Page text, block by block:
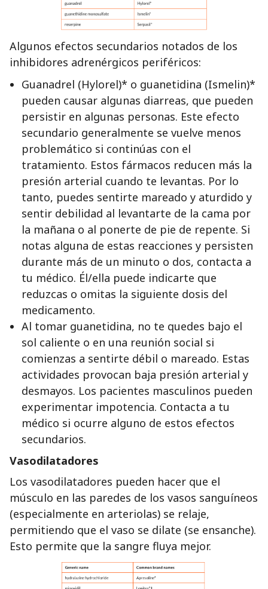
Algunos efectos secundarios notados de los
inhibidores adrenérgicos periféricos:
Guanadrel (Hylorel)* o guanetidina (Ismelin)*
pueden causar algunas diarreas, que pueden
persistir en algunas personas. Este efecto
secundario generalmente se vuelve menos
problemático si continúas con el
tratamiento. Estos fármacos reducen más la
presión arterial cuando te levantas. Por lo
tanto, puedes sentirte mareado y aturdido y
sentir debilidad al levantarte de la cama por
la mañana o al ponerte de pie de repente. Si
notas alguna de estas reacciones y persisten
durante más de un minuto o dos, contacta a
tu médico. Él/ella puede indicarte que
reduzcas o omitas la siguiente dosis del
medicamento.
Al tomar guanetidina, no te quedes bajo el
sol caliente o en una reunión social si
comienzas a sentirte débil o mareado. Estas
actividades provocan baja presión arterial y
desmayos. Los pacientes masculinos pueden
experimentar impotencia. Contacta a tu
médico si ocurre alguno de estos efectos
secundarios.
Vasodilatadores
Los vasodilatadores pueden hacer que el
músculo en las paredes de los vasos sanguíneos
(especialmente en arteriolas) se relaje,
permitiendo que el vaso se dilate (se ensanche).
Esto permite que la sangre fluya mejor.